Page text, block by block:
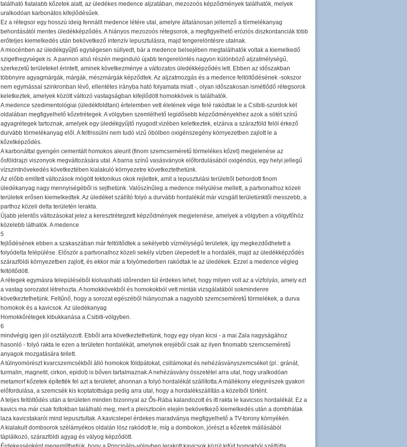
található fiatalabb kőzetek alatt, az üledékes medence aljzatában, mezozoós képződmények találhatók, melyek
uralkodóan karbonátos kifejlődésűek.
Ez a rétegsor egy hosszú ideig fennállt medence létére utal, amelyre általánosan jellemző a törmelékanyag
behordásától mentes üledékképződés. A hiányos mezozoós rétegsorok, a megfigyelhető eróziós diszkordanciák több
erőteljes kiemelkedés után bekövetkező intenzív lepusztulásra, majd tengerelöntésre utalnak.
A miocénben az üledékgyűjtő egységesen süllyedt, bár a medence belsejében megtalálhatók voltak a kiemelkedő
szigethegységek is. A pannon alsó részén meginduló újabb tengerelöntés nagyon különböző aljzatmélységű,
szerkezetű területeket érintett, aminek következménye a változatos üledékképződés lett. Ebben az időszakban
többnyire agyagmárgák, márgák, mészmárgák képződtek. Az aljzatmozgás és a medence feltöltődésének -sokszor
nem egymással szinkronban lévő, ellentétes irányba ható folyamata miatt -, olyan időszakosan ismétlődő rétegsorok
keletkeztek, amelyek között változó vastagságban kifejlődött homokkövek is találhatók.
A medence szedimentológiai (üledékfoldtani) értelemben vett életének vége felé rakódtak le a Csibiti-szurdok két
oldalában megfigyelhető kőzetrétegek. A völgyben szemlélhető legidősebb képződményekhez azok a sötét színű
agyagrétegek tartoznak, amelyek egy üledékgyűjtő nyugodt vizében keletkeztek, elzárva a szárazföld felöl érkező
durvább törmelékanyag elől. A felfrissülni nem tudó vizű öbölben oxigénszegény környezetben zajlott le a
kőzetképződés.
A karbonáttal gyengén cementált homokos aleurit (finom szemcseméretű törmelékes kőzet) megjelenése az
ősföldrajzi viszonyok megváltozására utal. A barna színű vasásványok előfordulásából oxigéndús, egy helyi jellegű
vízszintnövekedés következtében kialakuló környezetre következtethetünk.
Az előbb említett változások mögött tektonikus okok rejlettek, amit a lepusztulási területről behordott finom
üledékanyag nagy mennyiségéből is sejthetünk. Valószínűleg a medence mélyülése mellett, a partvonalhoz közeli
területek erősen kiemelkedtek. Az üledéket szállító folyó a durvább hordalékát már vizsgált területünktől messzebb, a
parthoz közeli delta területén lerakta.
Újabb jelentős változásokat jelez a keresztrétegzett képződmények megjelenése, amelyek a völgyben a völgyfőhöz
közelebb láthatók. A medence
5
fejlődésének ebben a szakaszában már feltöltődtek a sekélyebb vízmélységű területek, így megkezdődhetett a
folyódelta felépülése. Először a partvonalhoz közeli sekély vízben ülepedett le a hordalék, majd az üledékképződés
szárazföldi környezetben zajlott, és ekkor már a folyómederben rakódtak le az üledékek. Ezzel a medence végleg
feltöltődött.
A rétegek egymásra településéből kiolvasható időrenden túl érdekes lehet, hogy milyen volt az a vízfolyás, amely ezt
a vastag sorozatot létrehozta. A homokkövekből és homokokból vett minták vizsgálatából sokmindenre
következtethetünk. Feltűnő, hogy a sorozat egészéből hiányoznak a nagyobb szemcseméretű törmelékek, a durva
homokok és a kavicsok. Az üledékanyag
Homokkőrétegek kibukkanása a Csibiti-völgyben.
6
mindvégig igen jól osztályozott. Ebből arra következtethetünk, hogy egy olyan kicsi - a mai Zala nagyságához
hasonló - folyó rakta le ezen a területen hordalékát, amelynek erejéből csak az ilyen finomabb szemcseméretű
anyagok mozgatására tellett.
A túlnyomórészt kvarcszemcsékből álló homokok földpátokat, csillámokat és nehézásványszemcséket (pl.: gránát,
turmalin, magnetit, cirkon, epidot) is bőven tartalmaznak.A nehézásvány összetétel arra utal, hogy uralkodóan
metamorf kőzetek építették fel azt a területet, ahonnan a folyó hordalékát szállította.A mállékony elegyrészek gyakori
előfordulása, a szemcsék kis koptatottsága pedig arra utal, hogy a hordalékszállítás a közelből történt.
A teljes feltöltődés után a területen minden bizonnyal az Ős-Rába kalandozott és itt rakta le kavicsos hordalékát. Ez a
kavics ma már csak foltokban található meg, mert a pleisztocén elején bekövetkező kiemelkedés után a dombhátak
laza kavicstakarói mind lepusztultak. A kavicslepel érdekes maradványa megfigyelhető a TV-torony környékén.
A kialakult dombsorok szélámyékos oldalán lösz rakódott le, míg a dombokon, jórészt a kőzetek mállásából
táplálkozó, szárazföldi agyag és vályog képződött.